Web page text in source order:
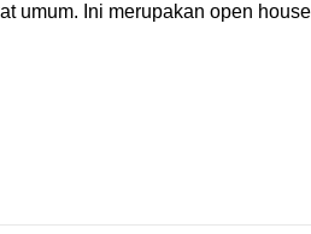
umum. Ini merupakan open